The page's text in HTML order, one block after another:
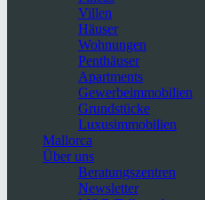
Villen
Häuser
Wohnungen
Penthäuser
Apartments
Gewerbeimmobilien
Grundstücke
Luxusimmobilien
Mallorca
Über uns
Beratungszentren
Newsletter